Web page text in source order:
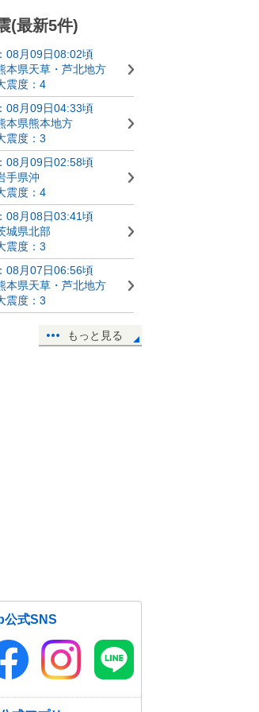
(最新5件)
08月09日08:02頃
本県天草・芦北地方
震度：4
08月09日04:33頃
本県熊本地方
震度：3
08月09日02:58頃
手県沖
震度：4
08月08日03:41頃
城県北部
震度：3
08月07日06:56頃
本県天草・芦北地方
震度：3
もっと見る
式SNS